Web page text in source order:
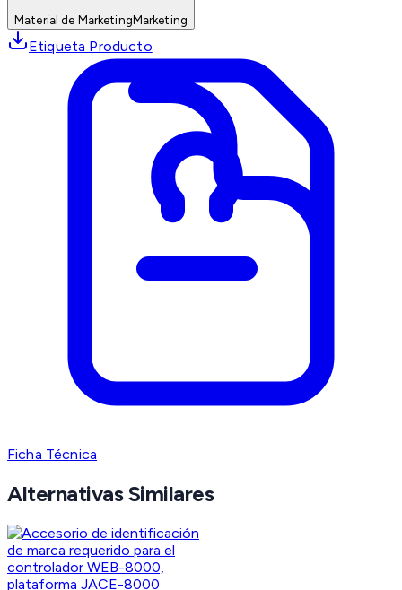
Material de MarketingMarketing
Etiqueta Producto
Ficha Técnica
Alternativas Similares